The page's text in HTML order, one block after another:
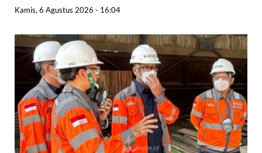
Kamis, 6 Agustus 2026 - 16:04